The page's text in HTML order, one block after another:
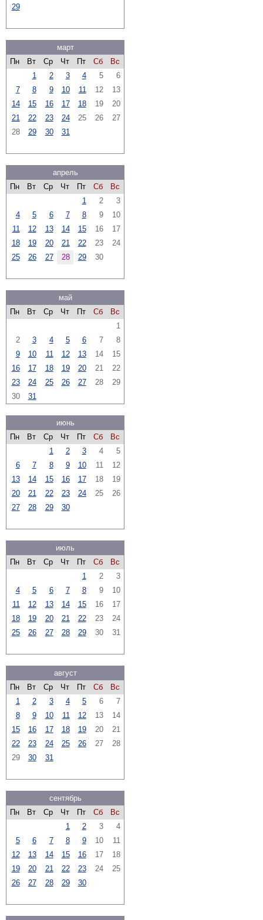
29
март
Пн
Вт Ср Чт Пт Сб
Вс
1
2 3 4 5
6
7
8 9 10 11 12
13
14
15 16 17 18 19
20
21
22 23 24 25 26
27
28
29 30 31
апрель
Пн
Вт Ср Чт Пт Сб
Вс
1
2
3
4
5 6 7 8 9
10
11
12 13 14 15 16
17
18
19 20 21 22 23
24
25
26 27 28 29 30
май
Пн
Вт Ср Чт Пт Сб
Вс
1
2
3 4 5 6 7
8
9
10 11 12 13 14
15
16
17 18 19 20 21
22
23
24 25 26 27 28
29
30
31
июнь
Пн
Вт Ср Чт Пт Сб
Вс
1
2 3 4
5
6
7 8 9 10 11
12
13
14 15 16 17 18
19
20
21 22 23 24 25
26
27
28 29 30
июль
Пн
Вт Ср Чт Пт Сб
Вс
1
2
3
4
5 6 7 8 9
10
11
12 13 14 15 16
17
18
19 20 21 22 23
24
25
26 27 28 29 30 31
август
Пн
Вт Ср Чт Пт Сб
Вс
1
2 3 4 5 6
7
8
9 10 11 12 13
14
15
16 17 18 19 20
21
22
23 24 25 26 27
28
29
30 31
сентябрь
Пн
Вт Ср Чт Пт Сб
Вс
1
2 3
4
5
6 7 8 9 10
11
12
13 14 15 16 17
18
19
20 21 22 23 24
25
26
27 28 29 30